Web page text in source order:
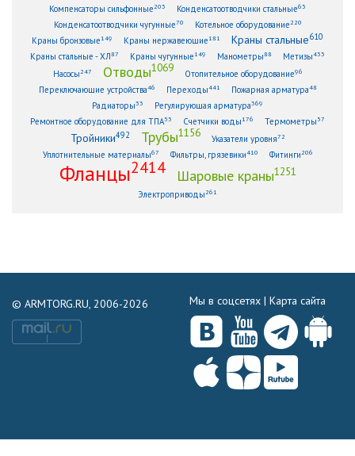
Компенсаторы сильфонные 203 Конденсатоотводчики стальные63
Конденсатоотводчики чугунные70 Котельное оборудование 220
Краны бронзовые149 Краны нержавеющие181 Краны стальные610
Краны стальные - ХЛ87 Краны чугунные149 Манометры88 Метизы433
Насосы 247 Отводы1069 Отопительное оборудование96
Переключающие устройства46 Переходы441 Пожарная арматура48
Радиаторы33 Регулирующая арматура369
Ремонтное оборудование для ТПА53 Счетчики воды176 Термометры 57
Тройники492 Трубы1156 Указатели уровня72
Уплотнительные материалы67 Фильтры, грязевики410 Фитинги 206
Фланцы2414 Шаровые краны1251
Электроприводы 261
© ARMTORG.RU, 2006-2026 Мы в соцсетях | Карта сайта